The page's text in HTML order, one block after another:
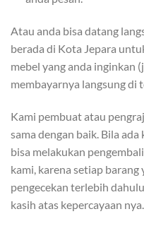
Atau anda bisa datang
berada di Kota Jepara
mebel yang anda inginkan
membayarnya langsung di
Kami pembuat atau
sama dengan baik. Bila
bisa melakukan
kami, karena setiap
pengecekan terlebih
kasih atas kepercayaan nya.